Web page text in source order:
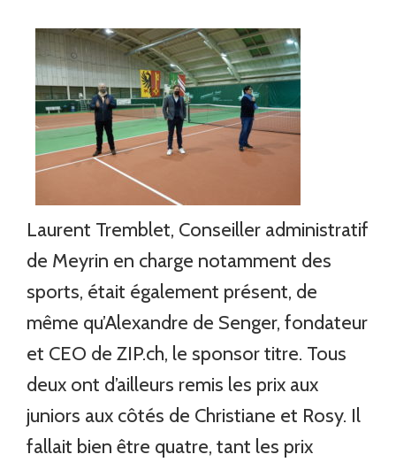
Laurent Tremblet, Conseiller administratif
de Meyrin en charge notamment des
sports, était également présent, de
même qu’Alexandre de Senger, fondateur
et CEO de ZIP.ch, le sponsor titre. Tous
deux ont d’ailleurs remis les prix aux
juniors aux côtés de Christiane et Rosy. Il
fallait bien être quatre, tant les prix